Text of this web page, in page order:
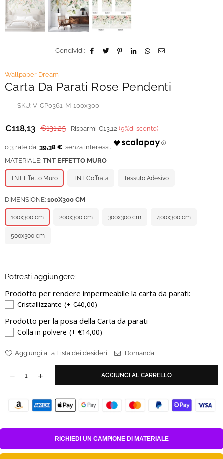
Condividi:
Wallpaper Dream
Carta Da Parati Rose Pendenti
SKU: V-CP0361-M-100x300
Prezzo
€118,13 €131,25 Risparmi €13,12 (9%di sconto)
39,38 €
MATERIALE: TNT EFFETTO MURO
TNT Effetto Muro TNT Goffrata Tessuto Adesivo
DIMENSIONE: 100X300 CM
100x300 cm 200x300 cm 300x300 cm 400x300 cm
500x300 cm
Potresti aggiungere:
Prodotto per rendere impermeabile la carta da parati:
Cristallizzante (+ €40,00)
Prodotto per la posa della Carta da parati
Colla in polvere (+ €14,00)
Aggiungi alla Lista dei desideri Domanda
AGGIUNGI AL CARRELLO
RICHIEDI UN CAMPIONE DI MATERIALE